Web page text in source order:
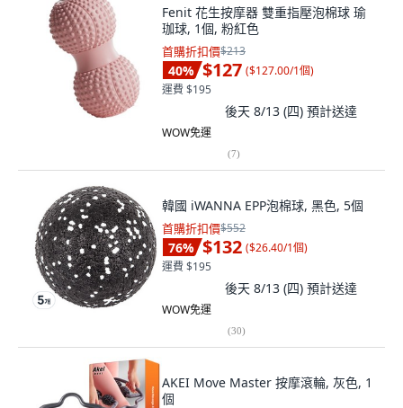
Fenit 花生按摩器 雙重指壓泡棉球 瑜
珈球, 1個, 粉紅色
首購折扣價$213
40% $127 ($127.00/1個)
運費 $195
後天 8/13 (四) 預計送達
WOW免運
(7)
韓國 iWANNA EPP泡棉球, 黑色, 5個
首購折扣價$552
76% $132 ($26.40/1個)
運費 $195
後天 8/13 (四) 預計送達
WOW免運
(30)
AKEI Move Master 按摩滾輪, 灰色, 1
個